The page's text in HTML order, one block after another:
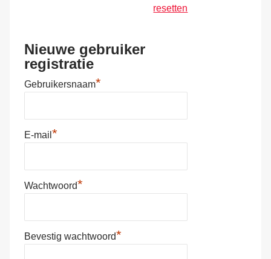
resetten
Nieuwe gebruiker
registratie
Gebruikersnaam*
E-mail *
Wachtwoord*
Bevestig wachtwoord*